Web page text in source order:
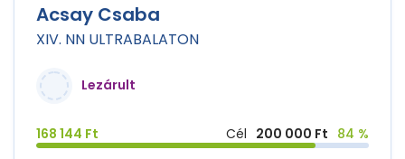
Acsay Csaba
XIV. NN ULTRABALATON
Lezárult
168 144 Ft Cél 200 000 Ft 84 %